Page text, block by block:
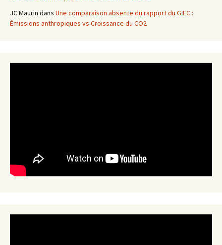
JC Maurin dans Une comparaison absente du rapport du GIEC :
Émissions anthropiques vs Croissance du CO2